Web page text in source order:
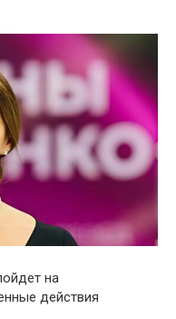
на
действия